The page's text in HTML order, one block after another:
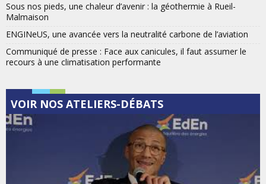
Sous nos pieds, une chaleur d’avenir : la géothermie à Rueil-
Malmaison
ENGINeUS, une avancée vers la neutralité carbone de l’aviation
Communiqué de presse : Face aux canicules, il faut assumer le
recours à une climatisation performante
VOIR NOS ATELIERS-DÉBATS